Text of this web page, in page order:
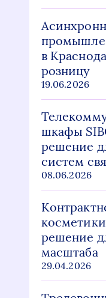
в
розницу
19.06.2026
шкафы
решение
систем
08.06.2026
решение
масштаба
29.04.2026